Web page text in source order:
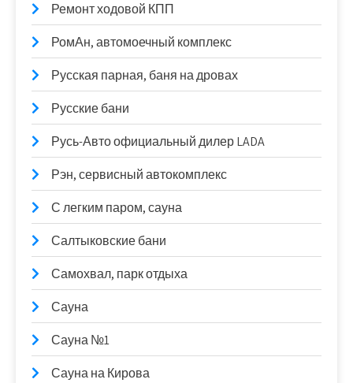
Ремонт ходовой КПП
РомАн, автомоечный комплекс
Русская парная, баня на дровах
Русские бани
Русь-Авто официальный дилер LADA
Рэн, сервисный автокомплекс
С легким паром, сауна
Салтыковские бани
Самохвал, парк отдыха
Сауна
Сауна №1
Сауна на Кирова